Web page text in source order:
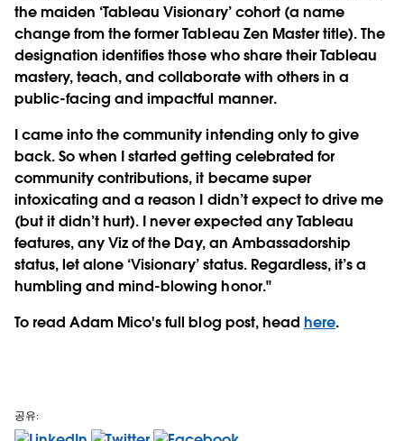
the maiden ‘Tableau Visionary’ cohort (a name
change from the former Tableau Zen Master title). The
designation identifies those who share their Tableau
mastery, teach, and collaborate with others in a
public-facing and impactful manner.
I came into the community intending only to give
back. So when I started getting celebrated for
community contributions, it became super
intoxicating and a reason I didn’t expect to drive me
(but it didn’t hurt). I never expected any Tableau
features, any Viz of the Day, an Ambassadorship
status, let alone ‘Visionary’ status. Regardless, it’s a
humbling and mind-blowing honor."
To read Adam Mico's full blog post, head here.
공유: